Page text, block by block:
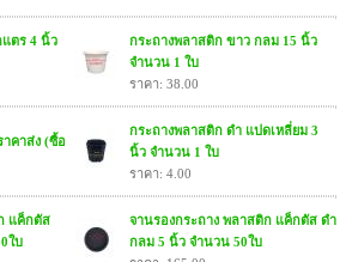
ตร 4 นิ้ว
กระถางพลาสติก ขาว กลม 15 นิ้ว
จำนวน 1 ใบ
ราคา: 38.00
คาส่ง (ซื้อ
กระถางพลาสติก ดำ แปดเหลี่ยม 3
นิ้ว จำนวน 1 ใบ
ราคา: 4.00
แค็กตัส
ใบ
จานรองกระถาง พลาสติก แค็กตัส ดำ
กลม 5 นิ้ว จำนวน 50ใบ